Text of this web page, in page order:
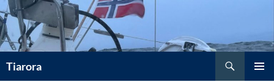
Hopp
til
innhold
Tiarora